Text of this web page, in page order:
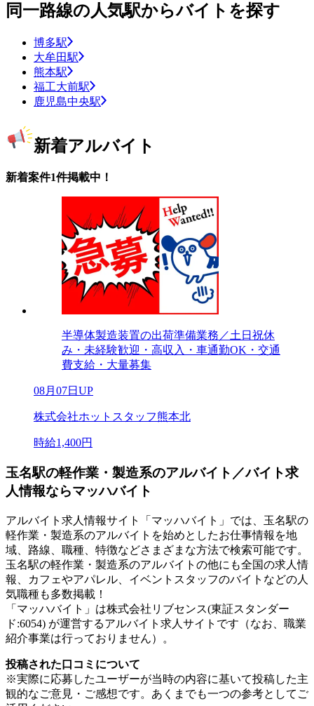
同一路線の人気駅からバイトを探す
博多駅
大牟田駅
熊本駅
福工大前駅
鹿児島中央駅
新着アルバイト
新着案件1件掲載中！
半導体製造装置の出荷準備業務／土日祝休
み・未経験歓迎・高収入・車通勤OK・交通
費支給・大量募集
08月07日UP
株式会社ホットスタッフ熊本北
時給1,400円
玉名駅の軽作業・製造系のアルバイト／バイト求
人情報ならマッハバイト
アルバイト求人情報サイト「マッハバイト」では、玉名駅の
軽作業・製造系のアルバイトを始めとしたお仕事情報を地
域、路線、職種、特徴などさまざまな方法で検索可能です。
玉名駅の軽作業・製造系のアルバイトの他にも全国の求人情
報、カフェやアパレル、イベントスタッフのバイトなどの人
気職種も多数掲載！
「マッハバイト」は株式会社リブセンス(東証スタンダー
ド:6054) が運営するアルバイト求人サイトです（なお、職業
紹介事業は行っておりません）。
投稿された口コミについて
※実際に応募したユーザーが当時の内容に基いて投稿した主
観的なご意見・ご感想です。あくまでも一つの参考としてご